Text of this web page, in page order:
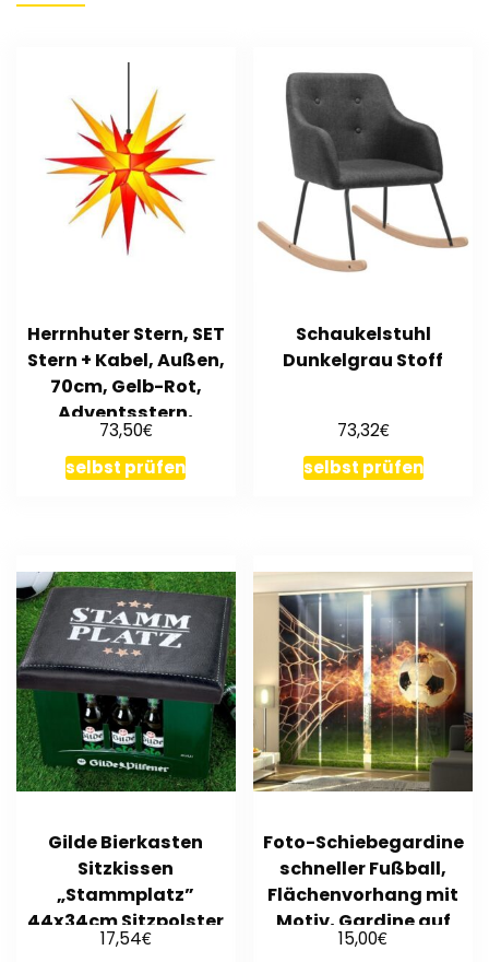
Herrnhuter Stern, SET
Stern + Kabel, Außen,
70cm, Gelb-Rot,
Adventsstern,
Weihnachten
73,50€
selbst prüfen
Schaukelstuhl
Dunkelgrau Stoff
73,32€
selbst prüfen
Gilde Bierkasten
Sitzkissen
„Stammplatz”
44x34cm Sitzpolster
schwarz 42986
17,54€
Foto-Schiebegardine
schneller Fußball,
Flächenvorhang mit
Motiv, Gardine auf
Maß
15,00€